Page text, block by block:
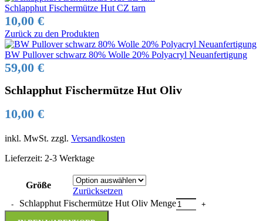
Schlapphut Fischermütze Hut CZ tarn
10,00 €
Zurück zu den Produkten
BW Pullover schwarz 80% Wolle 20% Polyacryl Neuanfertigung
59,00 €
Schlapphut Fischermütze Hut Oliv
10,00 €
inkl. MwSt. zzgl. Versandkosten
Lieferzeit: 2-3 Werktage
Größe
Zurücksetzen
Schlapphut Fischermütze Hut Oliv Menge